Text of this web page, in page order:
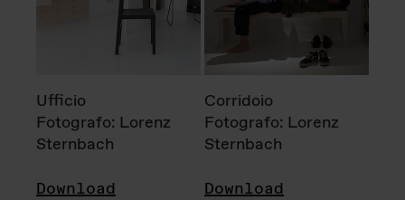
Ufficio
Fotografo: Lorenz
Sternbach
Download
Corridoio
Fotografo: Lorenz
Sternbach
Download